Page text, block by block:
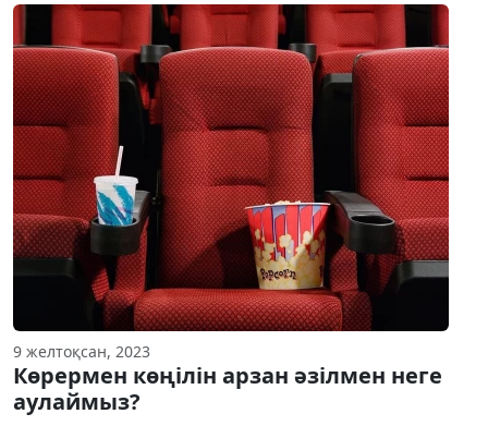
9 желтоқсан, 2023
Көрермен көңілін арзан әзілмен неге
аулаймыз?